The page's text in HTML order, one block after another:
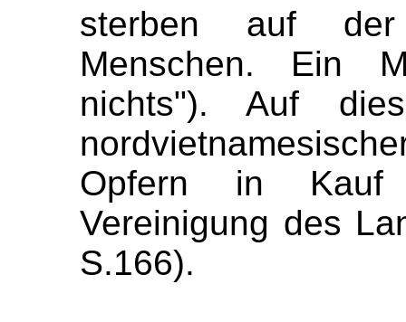
sterben auf der
Menschen. Ein
nichts"). Auf
Opfern in Kauf
Vereinigung des
S.166).